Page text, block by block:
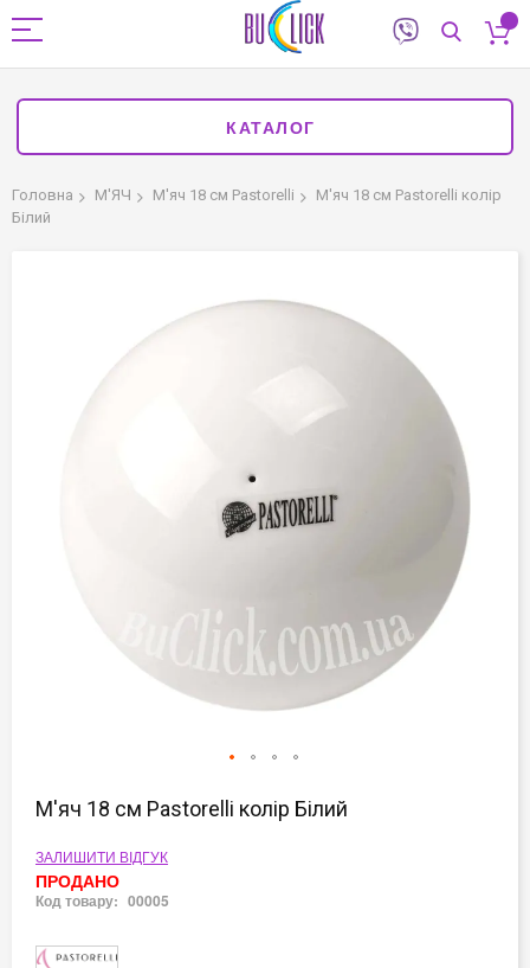
КАТАЛОГ
Головна М'ЯЧ М'яч 18 см Pastorelli
М'яч 18 см Pastorelli колір
Білий
до
зображень
М'яч 18 см Pastorelli колір Білий
ЗАЛИШИТИ ВІДГУК
ПРОДАНО
Код товару: 00005